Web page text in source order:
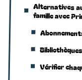
Alternatives
famille avec
Vérifier